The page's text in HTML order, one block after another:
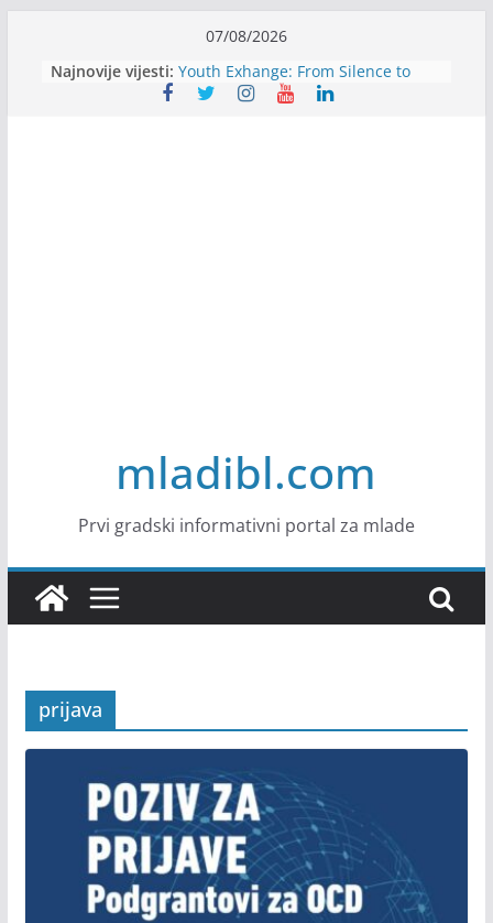
content
07/08/2026
Najnovije vijesti:
Filmovi za budućnost / Films for
Future
Youth Exhange: From Silence to
mladibl.com
Prvi gradski informativni portal za mlade
prijava